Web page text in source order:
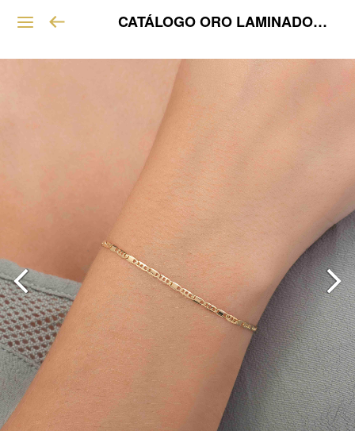
CATÁLOGO ORO LAMINADO VIP